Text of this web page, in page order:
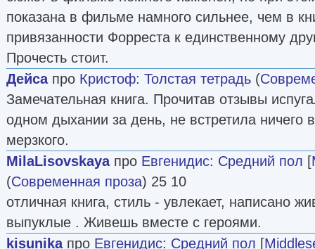
показана в фильме намного сильнее, чем в
привязанности Форреста к единственному
Прочесть стоит.
Дейсапро Кристоф: Толстая тетрадь (
Замечательная книга. Прочитав отзывы
одном дыхании за день, не встретила ничего
мерзкого.
MilaLisovskayaпро Евгенидис: Средний пол [
(Современная проза) 25 10
отличная книга, стиль - увлекает, написано
выпуклые . Живешь вместе с героями.
kisunikaпро Евгенидис: Средний пол [